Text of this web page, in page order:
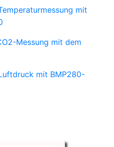
mit
Messung mit dem
mit BMP280-